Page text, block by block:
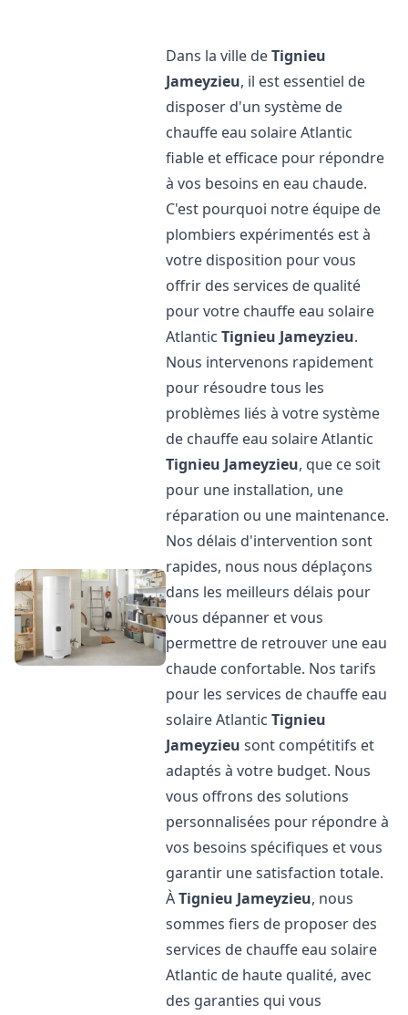
Dans la ville deTignieu
Jameyzieu, il est essentiel de
disposer d'un système de
chauffe eau solaire Atlantic
fiable et efficace pour répondre
à vos besoins en eau chaude.
C'est pourquoi notre équipe de
plombiers expérimentés est à
votre disposition pour vous
offrir des services de qualité
pour votre chauffe eau solaire
AtlanticTignieu Jameyzieu.
Nous intervenons rapidement
pour résoudre tous les
problèmes liés à votre système
de chauffe eau solaire Atlantic
Tignieu Jameyzieu, que ce soit
pour une installation, une
réparation ou une maintenance.
Nos délais d'intervention sont
rapides, nous nous déplaçons
dans les meilleurs délais pour
vous dépanner et vous
permettre de retrouver une eau
chaude confortable. Nos tarifs
pour les services de chauffe eau
solaire AtlanticTignieu
Jameyzieu sont compétitifs et
adaptés à votre budget. Nous
vous offrons des solutions
personnalisées pour répondre à
vos besoins spécifiques et vous
garantir une satisfaction totale.
ÀTignieu Jameyzieu, nous
sommes fiers de proposer des
services de chauffe eau solaire
Atlantic de haute qualité, avec
des garanties qui vous